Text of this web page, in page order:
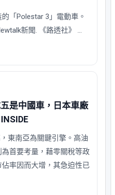
「Polestar 3」電動車。
新聞. 《路透社》 …
是中國車，日本車廠
東南亞為關鍵引擎。高油
首要考量，藉零關稅等政
率因而大增，其急迫性已